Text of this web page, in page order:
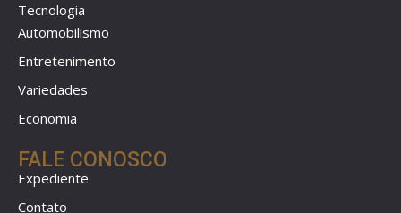
Tecnologia
Automobilismo
Entretenimento
Variedades
Economia
FALE CONOSCO
Expediente
Contato